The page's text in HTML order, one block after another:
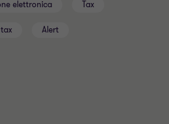
elettronica Tax
Alert